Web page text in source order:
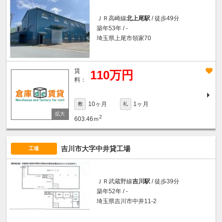
ＪＲ高崎線北上尾駅 / 徒歩49分
築年53年 / -
埼玉県上尾市領家70
賃
料：
110万円
敷 10ヶ月 礼 1ヶ月
603.46ｍ2
工場 吉川市大字中井貸工場
ＪＲ武蔵野線吉川駅 / 徒歩39分
築年52年 / -
埼玉県吉川市中井11-2